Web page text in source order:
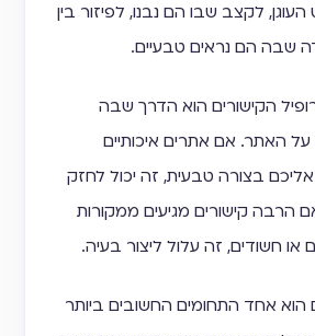
לקצב שבו הם נבנו, לפיזור בין
שבה הם נראים טבעיים.
הקישורים הוא הדרך שבה
על האתר. אם אתרים איכותיים
אליכם בצורה טבעית, זה יכול לחזק
הרבה קישורים מגיעים ממקורות
או חשודים, זה עלול ליצור בעיה.
הוא אחד התחומים החשובים ביותר